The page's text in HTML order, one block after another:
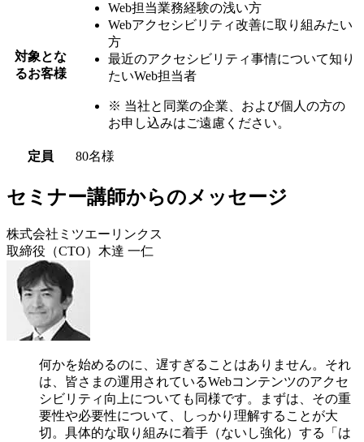
対象とな
るお客様
Web担当業務経験の浅い方
Webアクセシビリティ改善に取り組みたい
方
最近のアクセシビリティ事情について知り
たいWeb担当者
※ 当社と同業の企業、および個人の方の
お申し込みはご遠慮ください。
定員 80名様
セミナー講師からのメッセージ
株式会社ミツエーリンクス
取締役（CTO）木達 一仁
何かを始めるのに、遅すぎることはありません。それ
は、皆さまの運用されているWebコンテンツのアクセ
シビリティ向上についても同様です。まずは、その重
要性や必要性について、しっかり理解することが大
切。具体的な取り組みに着手（ないし強化）する「は